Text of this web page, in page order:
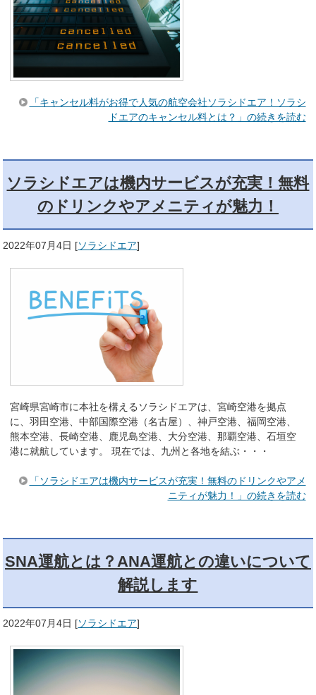
「キャンセル料がお得で人気の航空会社ソラシドエア！ソラシ
ドエアのキャンセル料とは？」の続きを読む
ソラシドエアは機内サービスが充実！無料
のドリンクやアメニティが魅力！
2022年07月4日 [ソラシドエア]
宮崎県宮崎市に本社を構えるソラシドエアは、宮崎空港を拠点
に、羽田空港、中部国際空港（名古屋）、神戸空港、福岡空港、
熊本空港、長崎空港、鹿児島空港、大分空港、那覇空港、石垣空
港に就航しています。 現在では、九州と各地を結ぶ・・・
「ソラシドエアは機内サービスが充実！無料のドリンクやアメ
ニティが魅力！」の続きを読む
SNA運航とは？ANA運航との違いについて
解説します
2022年07月4日 [ソラシドエア]